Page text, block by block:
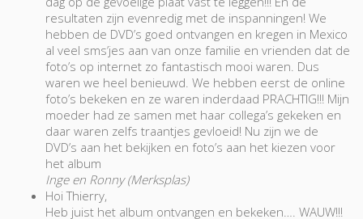
resultaten zijn evenredig met de inspanningen! We
hebben de DVD’s goed ontvangen en kregen in Mexico
al veel sms’jes aan van onze familie en vrienden dat de
foto’s op internet zo fantastisch mooi waren. Dus
waren we heel benieuwd. We hebben eerst de online
foto’s bekeken en ze waren inderdaad PRACHTIG!!! Mijn
moeder had ze samen met haar collega’s gekeken en
daar waren zelfs traantjes gevloeid! Nu zijn we de
DVD’s aan het bekijken en foto’s aan het kiezen voor
het album
Inge en Ronny (Merksplas)
Hoi Thierry,
Heb juist het album ontvangen en bekeken…. WAUW!!!